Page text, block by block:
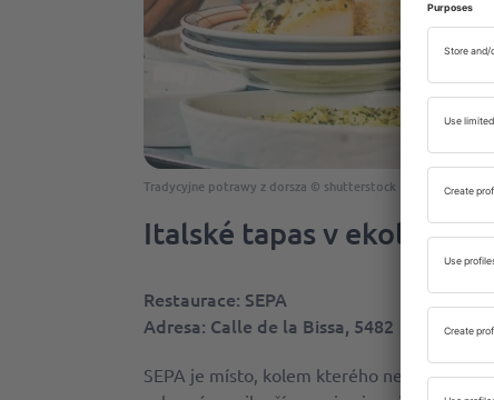
Tradycyjne potrawy z dorsza © shutterstock
Italské tapas v
Restaurace: SEPA
Adresa: Calle de la Bissa, 5482
SEPA je místo, kolem kterého nemůžete